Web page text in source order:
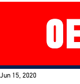
Jun 15, 2020